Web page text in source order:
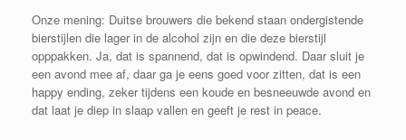
Onze mening: Duitse brouwers die bekend staan ondergistende
bierstijlen die lager in de alcohol zijn en die deze bierstijl
opppakken. Ja, dat is spannend, dat is opwindend. Daar sluit je
een avond mee af, daar ga je eens goed voor zitten, dat is een
happy ending, zeker tijdens een koude en besneeuwde avond en
dat laat je diep in slaap vallen en geeft je rest in peace.